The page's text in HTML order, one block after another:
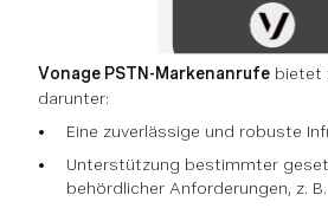
Vonage PSTN-Markenanrufe bietet
darunter:
Eine zuverlässige und robuste
Unterstützung bestimmter
behördlicher Anforderungen, z.